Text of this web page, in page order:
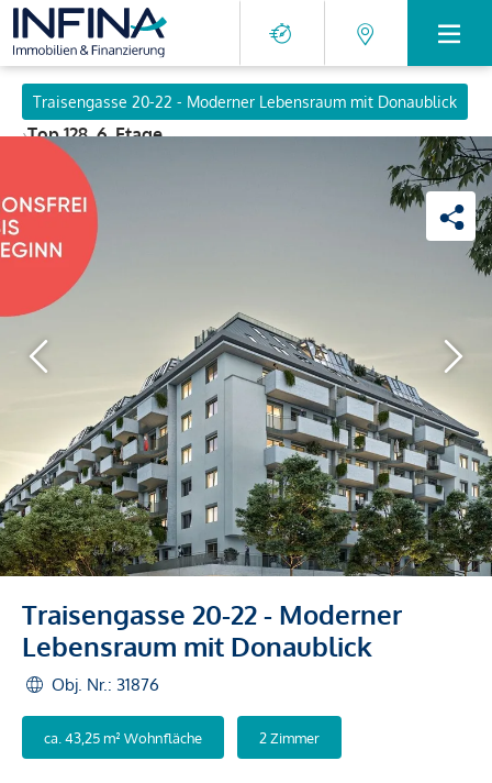
Traisengasse 20-22 - Moderner Lebensraum mit Donaublick
›Top 128, 6. Etage
Traisengasse 20-22 - Moderner
Lebensraum mit Donaublick
Obj. Nr.: 31876
ca. 43,25 m² Wohnfläche 2 Zimmer